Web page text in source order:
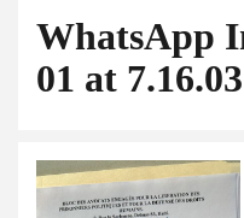
WhatsApp
01 at